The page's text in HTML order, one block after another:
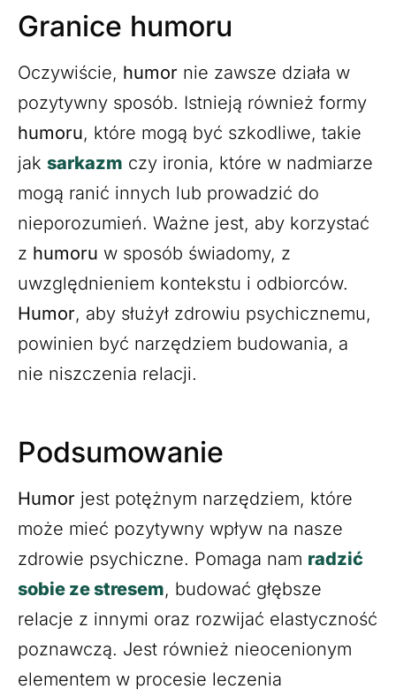
Granice humoru
Oczywiście, humor nie zawsze działa w
pozytywny sposób. Istnieją również formy
humoru, które mogą być szkodliwe, takie
jak sarkazm czy ironia, które w nadmiarze
mogą ranić innych lub prowadzić do
nieporozumień. Ważne jest, aby korzystać
z humoru w sposób świadomy, z
uwzględnieniem kontekstu i odbiorców.
Humor, aby służył zdrowiu psychicznemu,
powinien być narzędziem budowania, a
nie niszczenia relacji.
Podsumowanie
Humor jest potężnym narzędziem, które
może mieć pozytywny wpływ na nasze
zdrowie psychiczne. Pomaga nam radzić
sobie ze stresem, budować głębsze
relacje z innymi oraz rozwijać elastyczność
poznawczą. Jest również nieocenionym
elementem w procesie leczenia